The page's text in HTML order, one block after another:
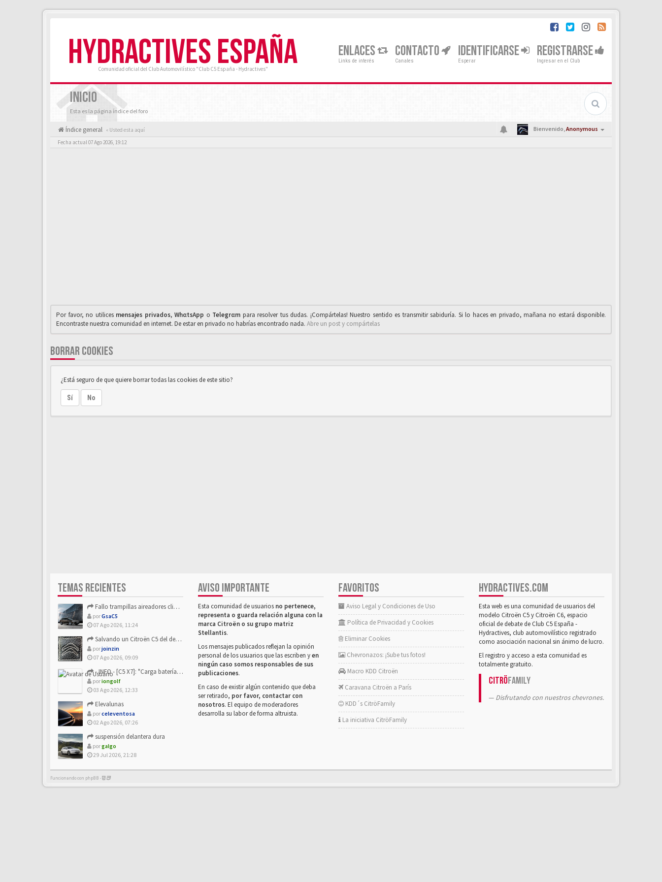
HYDRACTIVES ESPAÑA
Comunidad oficial del Club Automovilístico "Club C5 España - Hydractives"
ENLACES
Links de interés
CONTACTO
Canales
IDENTIFICARSE
Esperar
REGISTRARSE
Ingresar en el Club
INICIO
Esta es la página índice del foro
Índice general « Usted esta aquí Bienvenido,Anonymous
Fecha actual 07 Ago 2026, 19:12
Por favor, no utilices mensajes privados,WhαtsApp o Telegrαm para resolver tus dudas. ¡Compártelas! Nuestro sentido es transmitir sabiduría. Si lo haces en privado, mañana no estará disponible.
Encontraste nuestra comunidad en internet. De estar en privado no habrías encontrado nada. Abre un post y compártelas
BORRAR COOKIES
¿Está seguro de que quiere borrar todas las cookies de este sitio?
Sí No
TEMAS RECIENTES
Fallo trampillas aireadores climatizador
porGsaC5
07 Ago 2026, 11:24
Salvando un Citroën C5 del desguace: Presentación y seguimiento
porjoinzin
07 Ago 2026, 09:09
- INFO - [C5 X7]: "Carga batería o alimentación eléctri...
poriongolf
03 Ago 2026, 12:33
Elevalunas
porceleventosa
02 Ago 2026, 07:26
suspensión delantera dura
porgalgo
29 Jul 2026, 21:28
AVISO IMPORTANTE
Esta comunidad de usuarios no pertenece,
representa o guarda relación alguna con la
marca Citroën o su grupo matriz
Stellantis.
Los mensajes publicados reflejan la opinión
personal de los usuarios que las escriben yen
ningún caso somos responsables de sus
publicaciones.
En caso de existir algún contenido que deba
ser retirado, por favor, contactar con
nosotros. El equipo de moderadores
desarrolla su labor de forma altruista.
FAVORITOS
Aviso Legal y Condiciones de Uso
Política de Privacidad y Cookies
Eliminar Cookies
Chevronazos: ¡Sube tus fotos!
Macro KDD Citroën
Caravana Citroën a París
KDD´s CitröFamily
La iniciativa CitröFamily
HYDRACTIVES.COM
Esta web es una comunidad de usuarios del
modelo Citroën C5 y Citroën C6, espacio
oficial de debate de Club C5 España -
Hydractives, club automovilístico registrado
como asociación nacional sin ánimo de lucro.
El registro y acceso a esta comunidad es
totalmente gratuito.
CitröFamily
Disfrutando con nuestros chevrones.
Funcionando con phpBB -